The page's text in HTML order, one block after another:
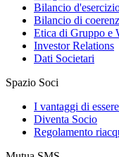
Bilancio
Bilancio di
Etica di Gruppo e
Investor Relations
Dati Societari
Spazio Soci
I vantaggi di
Diventa Socio
Regolamento